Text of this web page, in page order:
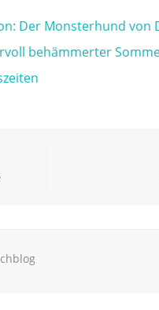
Der Monsterhund von
behämmerter